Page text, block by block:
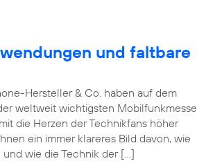
und faltbare
Hersteller & Co. haben auf dem
weltweit wichtigsten Mobilfunkmesse
die Herzen der Technikfans höher
ein immer klareres Bild davon, wie
wie die Technik der […]